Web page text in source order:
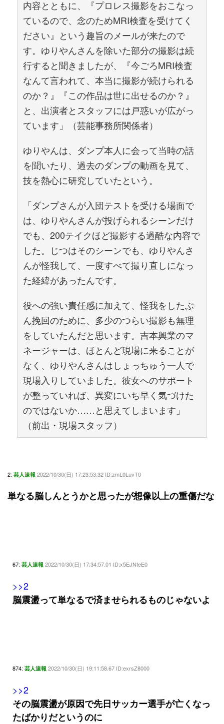
内容とともに、『プロレス撮影をおこなっ
ているので、念のためMRI検査を受けてく
ださい』という趣旨のメールが来たので
す。ゆりやんさんを除いた部分の撮影は続
行すると聞きましたが、『今ごろMRI検査
なんて言われて、本当に撮影が続けられる
のか？』『この作品は世に出せるのか？』
と、出演者とスタッフには戸惑いが広がっ
ています」（芸能事務所関係者）
ゆりやんは、ダンプ本人に会って当時の話
を聞いたり、過去のダンプの動画を見て、
技を熱心に研究していたという。
「ダンプさんが入団テストを受ける場面で
は、ゆりやんさんが投げられるシーンだけ
でも、200テイクほど撮影する過酷な内容で
した。じつはそのシーンでも、ゆりやんさ
んが怪我して、一度すべて撮り直しになっ
た経緯があったんです。
役への強い責任感に加えて、怪我をしたぶ
ん挽回のために、多少のつらい撮影も無理
をしていたんだと思います。吉本興業のマ
ネージャーは、ほとんど現場に来ることが
なく、ゆりやんさんはしょっちゅう一人で
現場入りしていました。彼女へのサポート
が整っていれば、異変にいち早く気づけた
のではないか……と思えてしまいます」
（前出・現場スタッフ）
2: 芸人速報 2022/10/30(日) 17:23:53.32 ID:zmL0LuvT0
単なる脳しんとうかと思ったが想像以上の重傷だな
67: 芸人速報 2022/10/30(日) 17:34:57.01 ID:x5EJNteE0
>>2
脳震盪って単なるで済ませられるものじゃないよ
874: 芸人速報 2022/10/30(日) 19:11:58.67 ID:exrsZ8000
>>2
その脳震盪が原因で先日サッカー選手が亡くなっ
たばかりだというのに